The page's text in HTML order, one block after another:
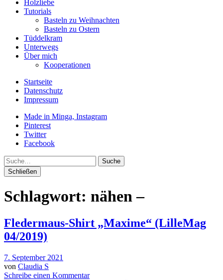
Holzliebe
Tutorials
Basteln zu Weihnachten
Basteln zu Ostern
Tüddelkram
Unterwegs
Über mich
Kooperationen
Startseite
Datenschutz
Impressum
Made in Minga, Instagram
Pinterest
Twitter
Facebook
Suche
Schließen
Schlagwort: nähen –
Fledermaus-Shirt „Maxime“ (LilleMag
04/2019)
7. September 2021
von Claudia S
Schreibe einen Kommentar